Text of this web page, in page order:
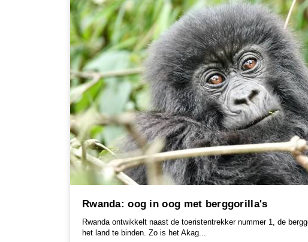
Rwanda: oog in oog met berggorilla's
Rwanda ontwikkelt naast de toeristentrekker nummer 1, de
het land te binden. Zo is het Akag...